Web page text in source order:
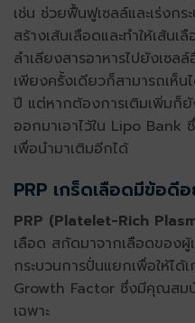
เช่น ช่วยฟื้นฟูเซลล์และเร่งก
สร้างเส้นเลือดและทำให้เส้น
ลำเลียงสารอาหารไปยังเซ
เพียงครั้งเดียวก็สามารถเห็น
ปี แต่หากต้องการเติมเพิ่มก็ยั
ออกมาเอาไว้ใน Lipo Bank
เพื่อนำมาเติมอีกได้
PRP เกร็ดเลือดมีข้อดีอ
PRP (Platelet-Rich
เลือด สกัดมาจากเลือดของผู้
กระบวนการปั่นแยกเพื่อให้ได้
Growth Factor ซึ่งมีคุณสมบั
เฉพาะ